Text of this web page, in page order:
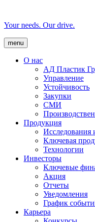
Your needs. Our drive.
menu
О нас
AД Пластик
Управление
Устойчивость
Закупки
СМИ
Продукция
Исследования
Ключевая
Технологии
Инвесторы
Ключевые
Акция
Отчеты
Уведомления
График
Карьера